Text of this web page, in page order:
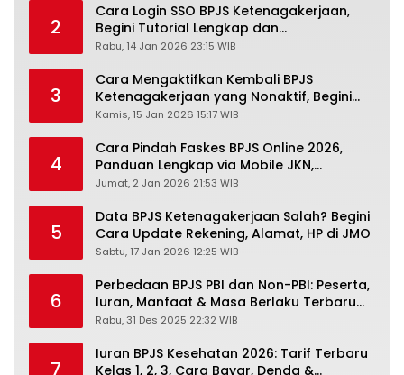
2
Cara Login SSO BPJS Ketenagakerjaan,
Begini Tutorial Lengkap dan
Pengertiannya
Rabu, 14 Jan 2026 23:15 WIB
3
Cara Mengaktifkan Kembali BPJS
Ketenagakerjaan yang Nonaktif, Begini
Panduan Lengkapnya
Kamis, 15 Jan 2026 15:17 WIB
4
Cara Pindah Faskes BPJS Online 2026,
Panduan Lengkap via Mobile JKN,
PANDAWA & Offiline Kantor Cabang
Jumat, 2 Jan 2026 21:53 WIB
5
Data BPJS Ketenagakerjaan Salah? Begini
Cara Update Rekening, Alamat, HP di JMO
Sabtu, 17 Jan 2026 12:25 WIB
6
Perbedaan BPJS PBI dan Non-PBI: Peserta,
Iuran, Manfaat & Masa Berlaku Terbaru
2026
Rabu, 31 Des 2025 22:32 WIB
7
Iuran BPJS Kesehatan 2026: Tarif Terbaru
Kelas 1, 2, 3, Cara Bayar, Denda &